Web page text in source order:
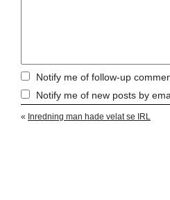
Notify me of follow-up
Notify me of new posts by
« Inredning man hade velat se IRL